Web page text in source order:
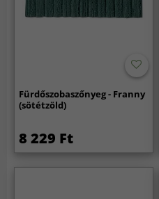
Fürdőszobaszőnyeg - Franny
(sötétzöld)
8 229 Ft